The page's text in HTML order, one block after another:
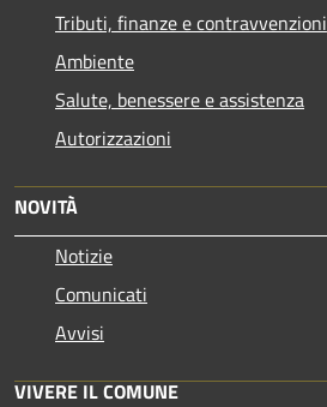
Tributi, finanze e contravvenzioni
Ambiente
Salute, benessere e assistenza
Autorizzazioni
NOVITÀ
Notizie
Comunicati
Avvisi
VIVERE IL COMUNE